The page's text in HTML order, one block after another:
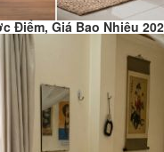
Điểm, Giá Bao Nhiêu